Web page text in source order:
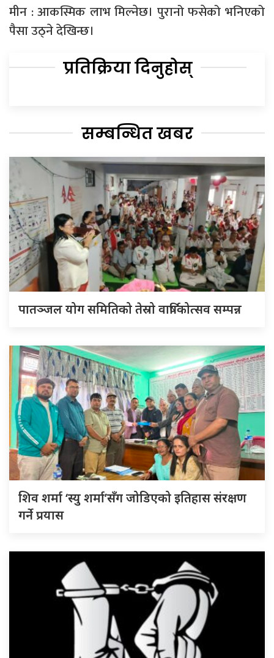
मीन : आकस्मिक लाभ मिल्नेछ। पुरानो फसेको भनिएको
पैसा उठ्ने देखिन्छ।
प्रतिक्रिया दिनुहोस्
सम्बन्धित खबर
पातञ्जल योग समितिको तेस्रो वार्षिकोत्सव सम्पन्न
शिव शर्मा ‘स्यु शर्मा’सँग जोडिएको इतिहास संरक्षण
गर्ने प्रयास